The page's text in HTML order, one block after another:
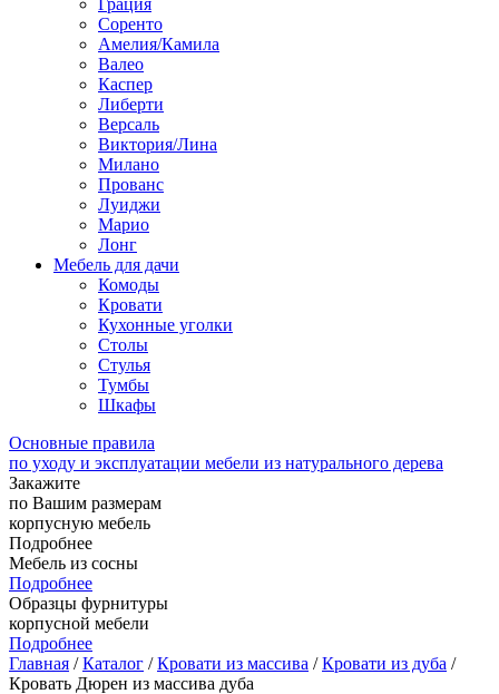
Грация
Соренто
Амелия/Камила
Валео
Каспер
Либерти
Версаль
Виктория/Лина
Милано
Прованс
Луиджи
Марио
Лонг
Мебель для дачи
Комоды
Кровати
Кухонные уголки
Столы
Стулья
Тумбы
Шкафы
Основные правила
по уходу и эксплуатации мебели из натурального дерева
Закажите
по Вашим размерам
корпусную мебель
Подробнее
Мебель из сосны
Подробнее
Образцы фурнитуры
корпусной мебели
Подробнее
Главная /Каталог /Кровати из массива /Кровати из дуба /
Кровать Дюрен из массива дуба